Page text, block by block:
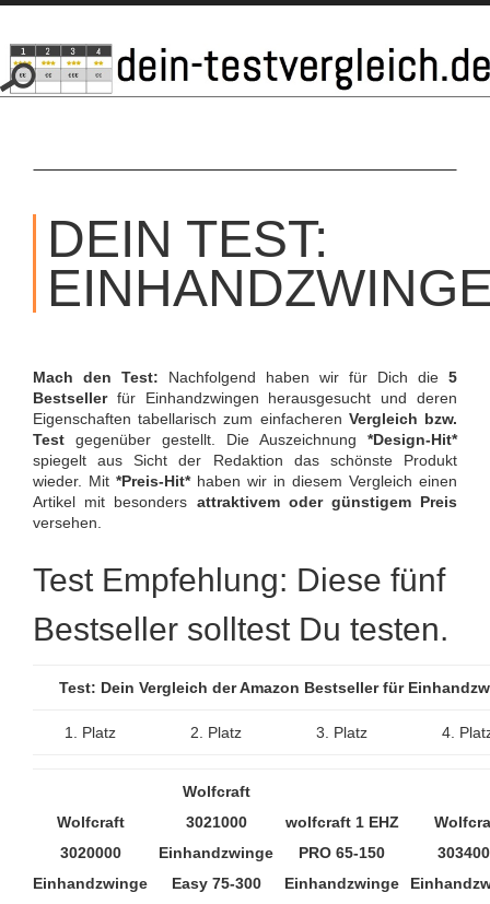
SKIP
CONTENT
DEIN TEST:
Mach den Test: Nachfolgend haben wir für Dich die 5
Bestsellerfür Einhandzwingen herausgesucht und deren
Eigenschaften tabellarisch zum einfacheren Vergleich bzw.
Test gegenüber gestellt. Die Auszeichnung *Design-Hit*
spiegelt aus Sicht der Redaktion das schönste Produkt
wieder. Mit *Preis-Hit*haben wir in diesem Vergleich einen
Artikel mit besonders attraktivem oder günstigem Preis
versehen.
Test Empfehlung: Diese fünf
Bestseller solltest Du testen.
Test: Dein Vergleich der Amazon Bestseller für
1. Platz 2. Platz 3. Platz 4.
Wolfcraft
3020000
Einhandzwinge
Wolfcraft
3021000
Einhandzwinge
Easy 75-300
wolfcraft 1 EHZ
PRO 65-150
Einhandzwinge